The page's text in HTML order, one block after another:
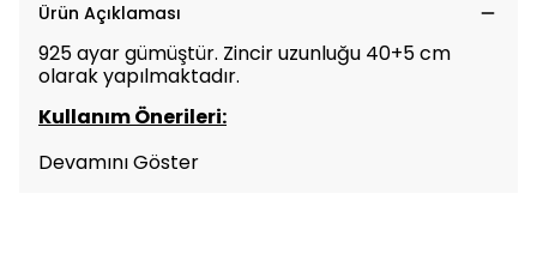
Ürün Açıklaması
925 ayar gümüştür. Zincir uzunluğu 40+5 cm
olarak yapılmaktadır.
Kullanım Önerileri:
Devamını Göster